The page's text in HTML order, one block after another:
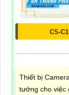
CS-
Thiết bị
tưởng cho việc